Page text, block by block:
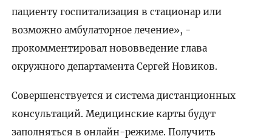
пациенту госпитализация в стационар или
возможно амбулаторное лечение», -
прокомментировал нововведение глава
окружного департамента Сергей Новиков.
Совершенствуется и система дистанционных
консультаций. Медицинские карты будут
заполняться в онлайн-режиме. Получить